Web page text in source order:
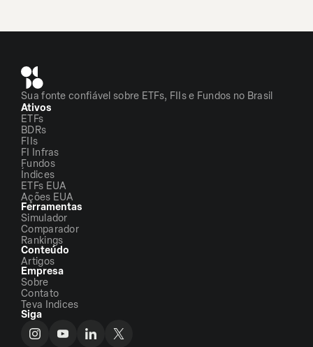
Sua fonte confiável sobre ETFs, FIIs e Fundos no Brasil
Ativos
ETFs
BDRs
FIIs
FI Infras
Fundos
Índices
ETFs EUA
Ações EUA
Ferramentas
Simulador
Comparador
Rankings
Conteúdo
Artigos
Empresa
Sobre
Contato
Teva Indices
Siga